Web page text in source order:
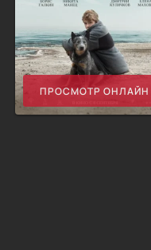
ПРОСМОТР ОНЛАЙН